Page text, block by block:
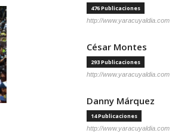
476 Publicaciones
http://www.yaracuyaldia.com
César Montes
293 Publicaciones
http://www.yaracuyaldia.com
Danny Márquez
14 Publicaciones
http://www.yaracuyaldia.com